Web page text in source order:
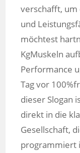
verschafft,
und
möchtest
KgMuskeln
Performance
Tag vor
dieser Slogan
direkt in die
Gesellschaft,
programmiert